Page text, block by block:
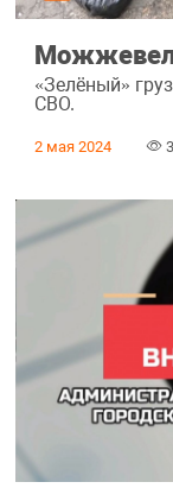
«Зелёный»
СВО.
2 мая 2024